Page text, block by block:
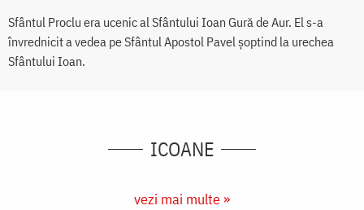
Sfântul Proclu era ucenic al Sfântului Ioan Gură de Aur. El s-a
învrednicit a vedea pe Sfântul Apostol Pavel șoptind la urechea
Sfântului Ioan.
ICOANE
vezi mai multe »